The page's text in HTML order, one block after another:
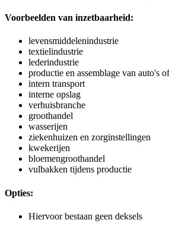
Voorbeelden van inzetbaarheid:
levensmiddelenindustrie
textielindustrie
lederindustrie
productie en assemblage van auto's
intern transport
interne opslag
verhuisbranche
groothandel
wasserijen
ziekenhuizen en zorginstellingen
kwekerijen
bloemengroothandel
vulbakken tijdens productie
Opties:
Hiervoor bestaan geen deksels